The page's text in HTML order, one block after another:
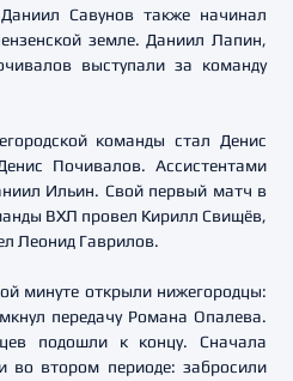
Савунов также начинал
земле. Даниил Лапин,
выступали за команду
команды стал Денис
Почивалов. Ассистентами
Ильин. Свой первый матч в
ВХЛ провел Кирилл Свищёв,
Леонид Гаврилов.
минуте открыли нижегородцы:
передачу Романа Опалева.
подошли к концу. Сначала
во втором периоде: забросили